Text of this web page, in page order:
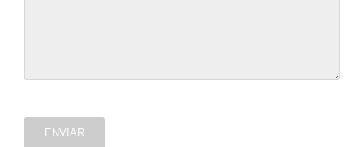
ENVIAR